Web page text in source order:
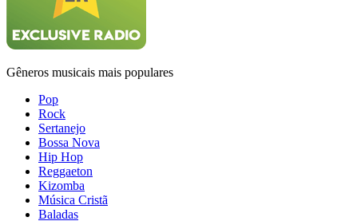
Gêneros musicais mais populares
Pop
Rock
Sertanejo
Bossa Nova
Hip Hop
Reggaeton
Kizomba
Música Cristã
Baladas